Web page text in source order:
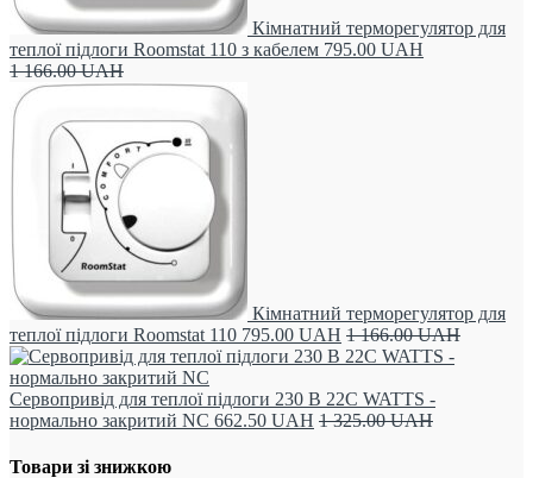
Кімнатний терморегулятор для
теплої підлоги Roomstat 110 з кабелем 795.00 UAH
1 166.00UAH
Кімнатний терморегулятор для
теплої підлоги Roomstat 110 795.00 UAH 1 166.00UAH
Сервопривід для теплої підлоги 230 В 22С WATTS -
нормально закритий NC 662.50 UAH 1 325.00UAH
Товари зі знижкою